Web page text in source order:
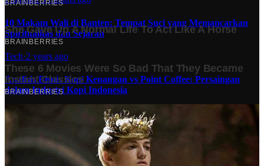
10 Makam Wali di Banten: Tempat Suci yang Memancarkan
Spiritualitas dan Sejarah
Tech·2 years ago
Analisis Bisnis Kopi Kenangan vs Point Coffee: Persaingan
dalam Industri Kopi Indonesia
Bisnis
Share: